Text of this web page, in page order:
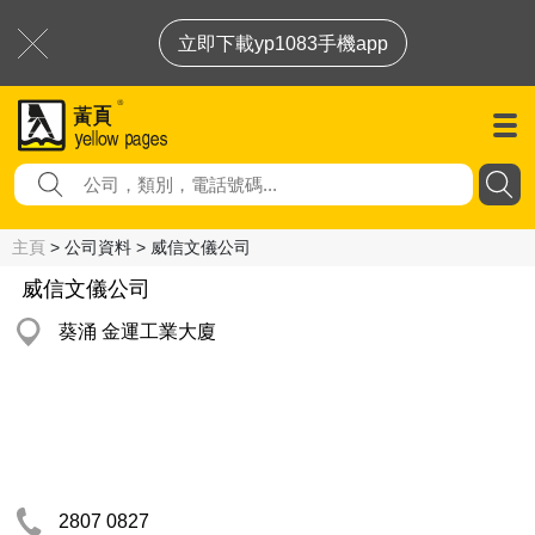
立即下載yp1083手機app
主頁 > 公司資料 > 威信文儀公司
威信文儀公司
葵涌 金運工業大廈
2807 0827